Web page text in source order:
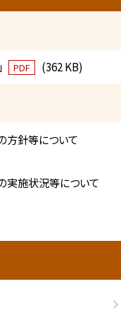
PDF (362 KB)
針等について
実施状況等について